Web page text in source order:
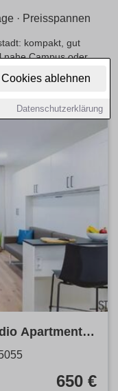
ablehnen
Datenschutzerklärung
· Preisspannen
kompakt, gut
nahe Campus oder
Apartment
650 €